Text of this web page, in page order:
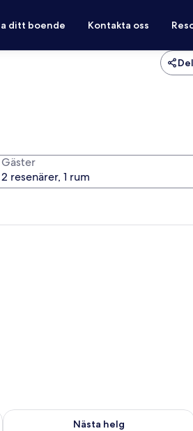
ditt boende Kontakta oss
Gäster
aug. 14 - aug. 16
Nästa helg
Kontrollera tillgängligheten för nästa